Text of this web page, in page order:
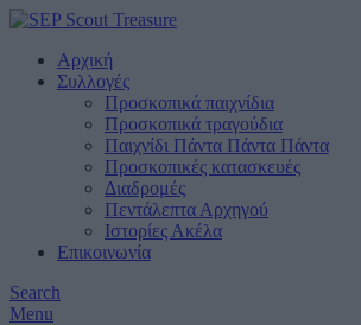
Αρχική
Συλλογές
Προσκοπικά παιχνίδια
Προσκοπικά τραγούδια
Παιχνίδι Πάντα Πάντα Πάντα
Προσκοπικές κατασκευές
Διαδρομές
Πεντάλεπτα Αρχηγού
Ιστορίες Ακέλα
Επικοινωνία
Search
Menu